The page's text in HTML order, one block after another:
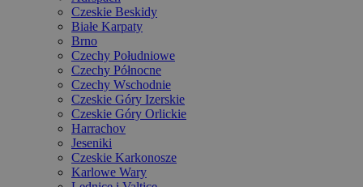
Czeskie Beskidy
Białe Karpaty
Brno
Czechy Południowe
Czechy Północne
Czechy Wschodnie
Czeskie Góry Izerskie
Czeskie Góry Orlickie
Harrachov
Jeseniki
Czeskie Karkonosze
Karlowe Wary